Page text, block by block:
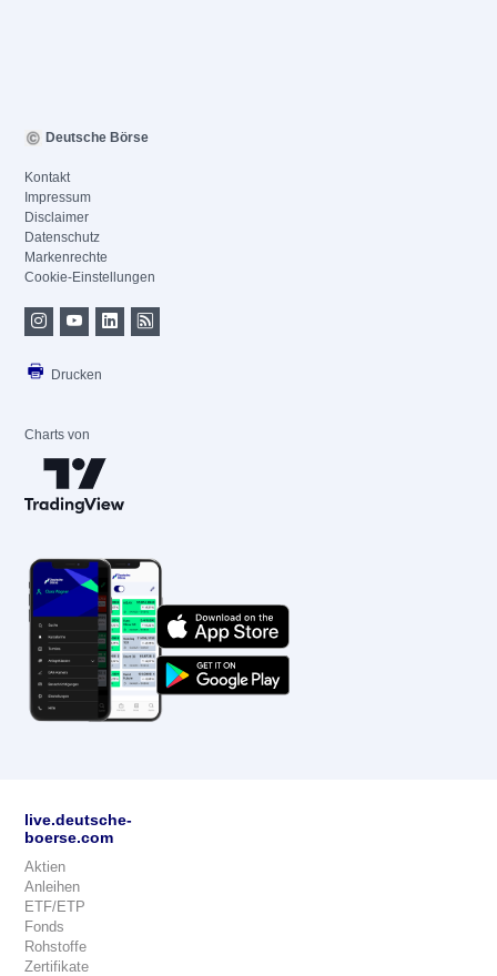
Deutsche Börse
Kontakt
Impressum
Disclaimer
Datenschutz
Markenrechte
Cookie-Einstellungen
Drucken
Charts von
live.deutsche-
boerse.com
Aktien
Anleihen
ETF/ETP
Fonds
Rohstoffe
Zertifikate